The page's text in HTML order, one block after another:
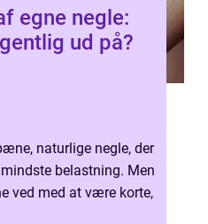
egne negle:
ud på?
naturlige negle, der
belastning. Men
ved med at være korte,